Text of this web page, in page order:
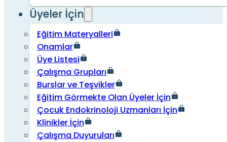
Üyeler İçin
Eğitim Materyalleri
Onamlar
Üye Listesi
Çalışma Grupları
Burslar ve Teşvikler
Eğitim Görmekte Olan Üyeler İçin
Çocuk Endokrinoloji Uzmanları İçin
Klinikler İçin
Çalışma Duyuruları